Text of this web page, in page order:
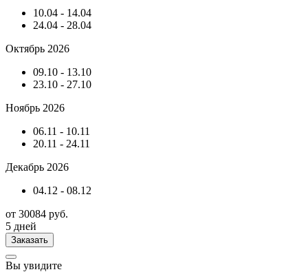
10.04 - 14.04
24.04 - 28.04
Октябрь 2026
09.10 - 13.10
23.10 - 27.10
Ноябрь 2026
06.11 - 10.11
20.11 - 24.11
Декабрь 2026
04.12 - 08.12
от 30084 руб.
5 дней
Заказать
Вы увидите